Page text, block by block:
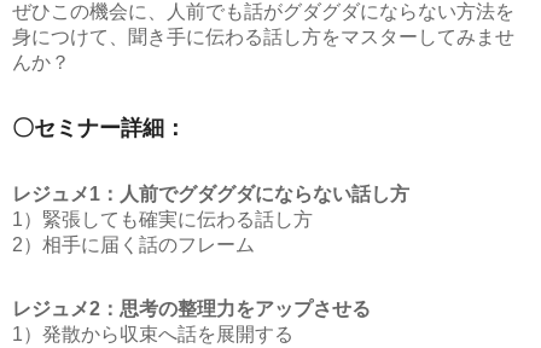
ぜひこの機会に、人前でも話がグダグダにならない方法を
身につけて、聞き手に伝わる話し方をマスターしてみませ
んか？
〇セミナー詳細：
レジュメ1：人前でグダグダにならない話し方
1）緊張しても確実に伝わる話し方
2）相手に届く話のフレーム
レジュメ2：思考の整理力をアップさせる
1）発散から収束へ話を展開する